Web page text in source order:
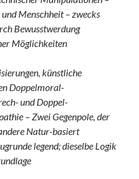
Menschheit – zwecks
Bewusstwerdung
Möglichkeiten
künstliche
Doppelmoral-
und Doppel-
– Zwei Gegenpole, der
Natur-basiert
legend; dieselbe Logik